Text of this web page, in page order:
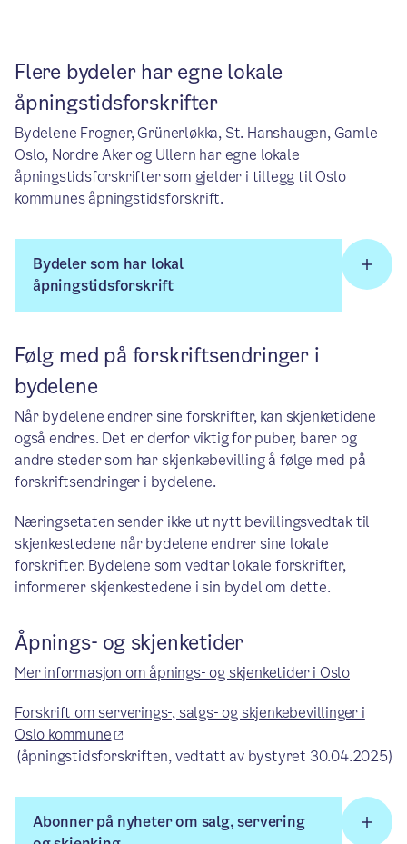
Flere bydeler har egne lokale
åpningstidsforskrifter
Bydelene Frogner, Grünerløkka, St. Hanshaugen, Gamle
Oslo, Nordre Aker og Ullern har egne lokale
åpningstidsforskrifter som gjelder i tillegg til Oslo
kommunes åpningstidsforskrift.
Bydeler som har lokal
åpningstidsforskrift
Følg med på forskriftsendringer i
bydelene
Når bydelene endrer sine forskrifter, kan skjenketidene
også endres. Det er derfor viktig for puber, barer og
andre steder som har skjenkebevilling å følge med på
forskriftsendringer i bydelene.
Næringsetaten sender ikke ut nytt bevillingsvedtak til
skjenkestedene når bydelene endrer sine lokale
forskrifter. Bydelene som vedtar lokale forskrifter,
informerer skjenkestedene i sin bydel om dette.
Åpnings- og skjenketider
Mer informasjon om åpnings- og skjenketider i Oslo
Forskrift om serverings-, salgs- og skjenkebevillinger i
Oslo kommune
(åpningstidsforskriften, vedtatt av bystyret 30.04.2025)
Abonner på nyheter om salg, servering